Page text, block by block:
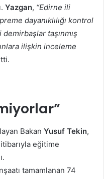
Yazgan, “Edirne ili
dayanıklılığı kontrol
taşınmış
ilişkin inceleme
Bakan Yusuf Tekin,
eğitime
tamamlanan 74